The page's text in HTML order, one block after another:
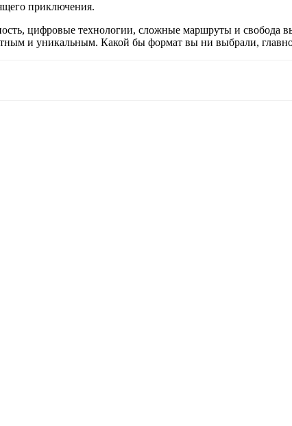
приключения.
цифровые технологии, сложные маршруты и свобода
и уникальным. Какой бы формат вы ни выбрали,